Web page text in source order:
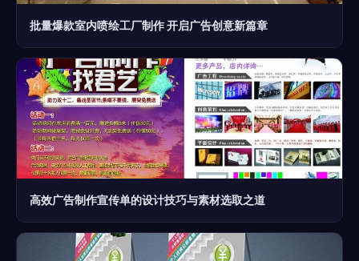
批量爆款室内喷绘工厂制作 开启广告创意新篇章
高效广告制作宣传单的设计技巧与素材选取之道